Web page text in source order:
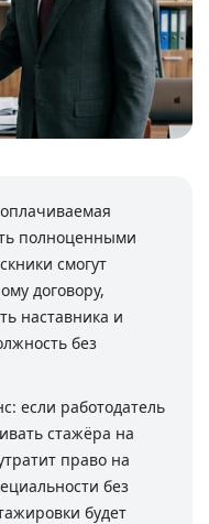
полноценными
смогут
договору,
наставника и
без
если работодатель
стажёра на
право на
без
будет